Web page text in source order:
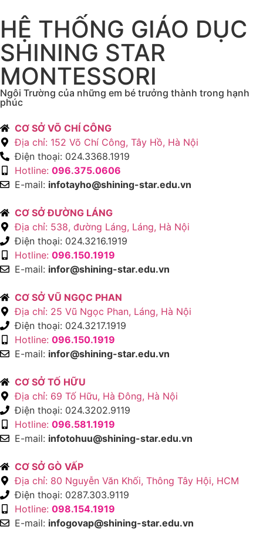
HỆ THỐNG GIÁO DỤC
SHINING STAR
MONTESSORI
Ngôi Trường của những em bé trưởng thành trong hạnh
phúc
CƠ SỞ VÕ CHÍ CÔNG
Địa chỉ: 152 Võ Chí Công, Tây Hồ, Hà Nội
Điện thoại: 024.3368.1919
Hotline: 096.375.0606
E-mail: infotayho@shining-star.edu.vn
CƠ SỞ ĐƯỜNG LÁNG
Địa chỉ: 538, đường Láng, Láng, Hà Nội
Điện thoại: 024.3216.1919
Hotline: 096.150.1919
E-mail: infor@shining-star.edu.vn
CƠ SỞ VŨ NGỌC PHAN
Địa chỉ: 25 Vũ Ngọc Phan, Láng, Hà Nội
Điện thoại: 024.3217.1919
Hotline: 096.150.1919
E-mail: infor@shining-star.edu.vn
CƠ SỞ TỐ HỮU
Địa chỉ: 69 Tố Hữu, Hà Đông, Hà Nội
Điện thoại: 024.3202.9119
Hotline: 096.581.1919
E-mail: infotohuu@shining-star.edu.vn
CƠ SỞ GÒ VẤP
Địa chỉ: 80 Nguyễn Văn Khối, Thông Tây Hội, HCM
Điện thoại: 0287.303.9119
Hotline: 098.154.1919
E-mail: infogovap@shining-star.edu.vn